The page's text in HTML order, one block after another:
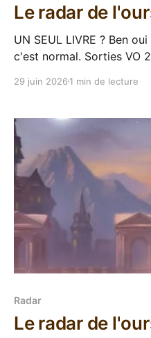
Le radar de
UN SEUL LIVRE ? Ben
c'est normal. Sorties VO 28 Juillet - The demon star,
Ouaaaaaaaiiiiiiis. Résumé : Ysira Naktis was a human
“harvested” each year,
29 juin 2026 1 min de lecture
Radar
Le radar de